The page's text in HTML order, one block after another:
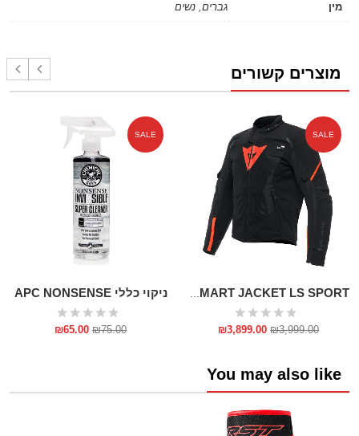
מין גברים, נשים
מוצרים קשורים
SALE
DAINESE SMART JACKET LS SPORT
₪3,999.00
₪3,899.00
SALE
ניקוי כללי APC NONSENSE
₪75.00
₪65.00
You may also like